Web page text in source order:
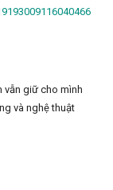
vẫn giữ cho mình
và nghệ thuật